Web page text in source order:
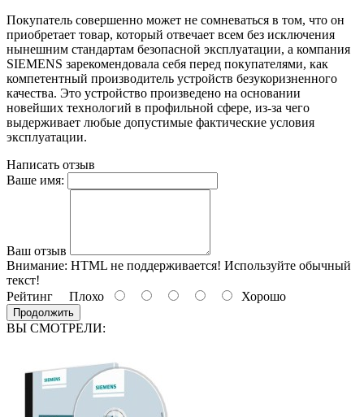
Покупатель совершенно может не сомневаться в том, что он
приобретает товар, который отвечает всем без исключения
нынешним стандартам безопасной эксплуатации, а компания
SIEMENS зарекомендовала себя перед покупателями, как
компетентный производитель устройств безукоризненного
качества. Это устройство произведено на основании
новейших технологий в профильной сфере, из-за чего
выдерживает любые допустимые фактические условия
эксплуатации.
Написать отзыв
Ваше имя:
Ваш отзыв
Внимание: HTML не поддерживается! Используйте обычный
текст!
Рейтинг Плохо Хорошо
Продолжить
ВЫ СМОТРЕЛИ: